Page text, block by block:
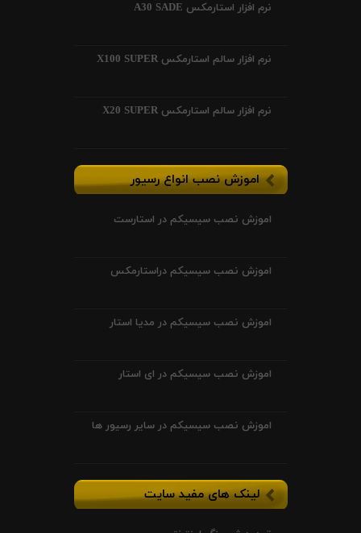
نرم افزار استارمکس A30 SADE
نرم افزار سالم استارمکس X100 SUPER
نرم افزار سالم استارمکس X20 SUPER
اموزش نصب انواع رسیور
اموزش نصب سیسیکم در استارست
اموزش نصب سیسیکم دراستارمکس
اموزش نصب سیسیکم در مدیا استار
اموزش نصب سیسیکم در ای استار
اموزش نصب سیسیکم در سایر رسیور ها
لینک های مفید سایت